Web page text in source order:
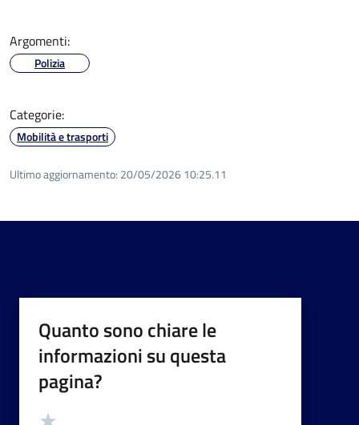
Argomenti:
Polizia
Categorie:
Mobilità e trasporti
Ultimo aggiornamento: 20/05/2026 10:25.11
Quanto sono chiare le
informazioni su questa
pagina?
Valutazione